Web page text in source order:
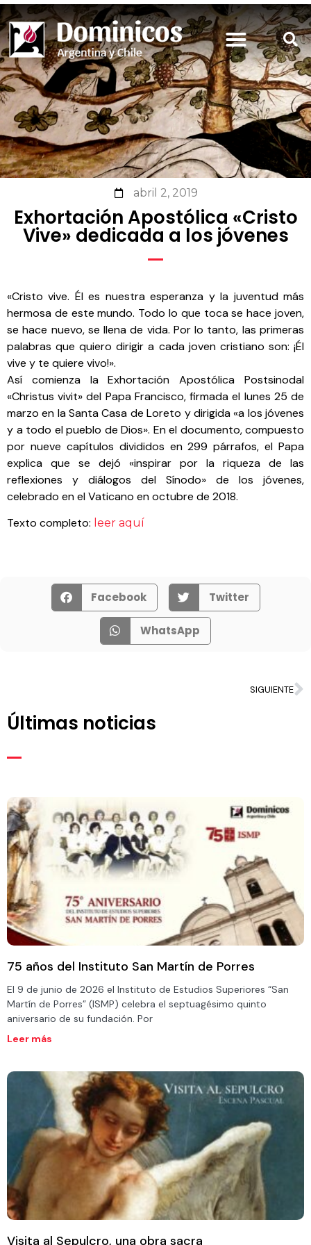
abril 2, 2019
Exhortación Apostólica «Cristo
Vive» dedicada a los jóvenes
«Cristo vive. Él es nuestra esperanza y la juventud más
hermosa de este mundo. Todo lo que toca se hace joven,
se hace nuevo, se llena de vida. Por lo tanto, las primeras
palabras que quiero dirigir a cada joven cristiano son: ¡Él
vive y te quiere vivo!».
Así comienza la Exhortación Apostólica Postsinodal
«Christus vivit» del Papa Francisco, firmada el lunes 25 de
marzo en la Santa Casa de Loreto y dirigida «a los jóvenes
y a todo el pueblo de Dios». En el documento, compuesto
por nueve capítulos divididos en 299 párrafos, el Papa
explica que se dejó «inspirar por la riqueza de las
reflexiones y diálogos del Sínodo» de los jóvenes,
celebrado en el Vaticano en octubre de 2018.
Texto completo: leer aquí
Facebook Twitter
WhatsApp
SIGUIENTE
Últimas noticias
75 años del Instituto San Martín de Porres
El 9 de junio de 2026 el Instituto de Estudios Superiores “San
Martín de Porres” (ISMP) celebra el septuagésimo quinto
aniversario de su fundación. Por
Leer más
Visita al Sepulcro, una obra sacra